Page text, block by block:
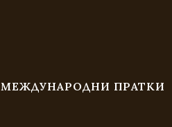
МЕЖДУНАРОДНИ ПРАТКИ